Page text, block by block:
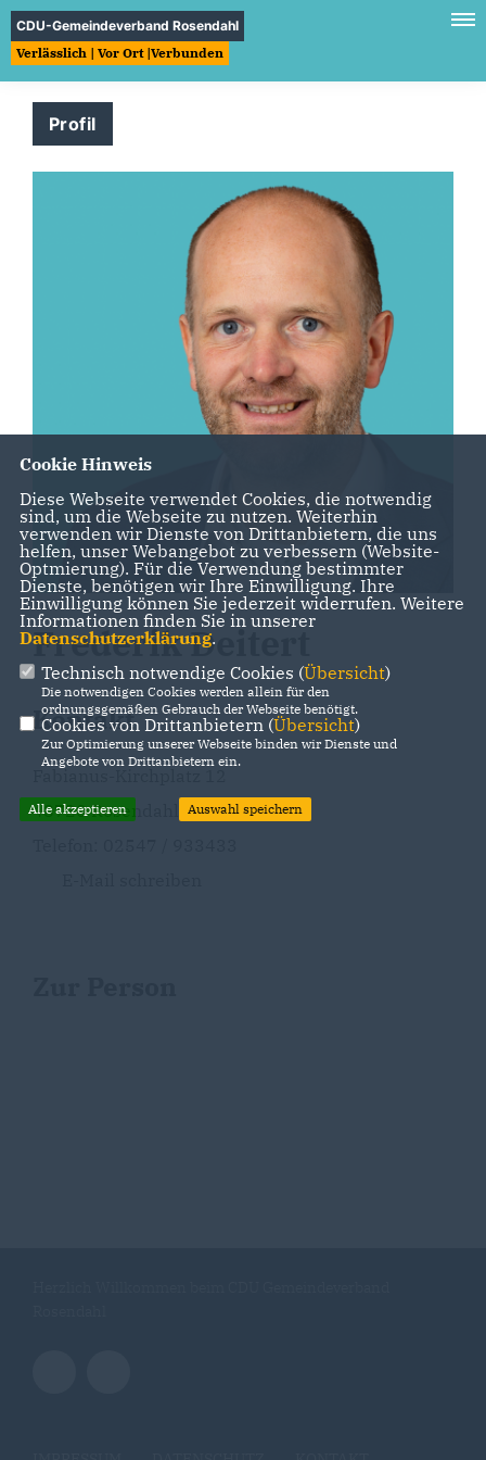
CDU-Gemeindeverband Rosendahl
Verlässlich | Vor Ort |Verbunden
Profil
Frederik Deitert
Kontakt
48720 Rosendahl
Cookie Hinweis
Diese Webseite verwendet Cookies, die notwendig
sind, um die Webseite zu nutzen. Weiterhin
verwenden wir Dienste von Drittanbietern, die uns
helfen, unser Webangebot zu verbessern (Website-
Optmierung). Für die Verwendung bestimmter
Dienste, benötigen wir Ihre Einwilligung. Ihre
Einwilligung können Sie jederzeit widerrufen. Weitere
Informationen finden Sie in unserer
Datenschutzerklärung.
Technisch notwendige Cookies (Übersicht)
Die notwendigen Cookies werden allein für den
ordnungsgemäßen Gebrauch der Webseite benötigt.
Cookies von Drittanbietern (Übersicht)
Zur Optimierung unserer Webseite binden wir Dienste und
Angebote von Drittanbietern ein.
Alle akzeptieren Auswahl speichern